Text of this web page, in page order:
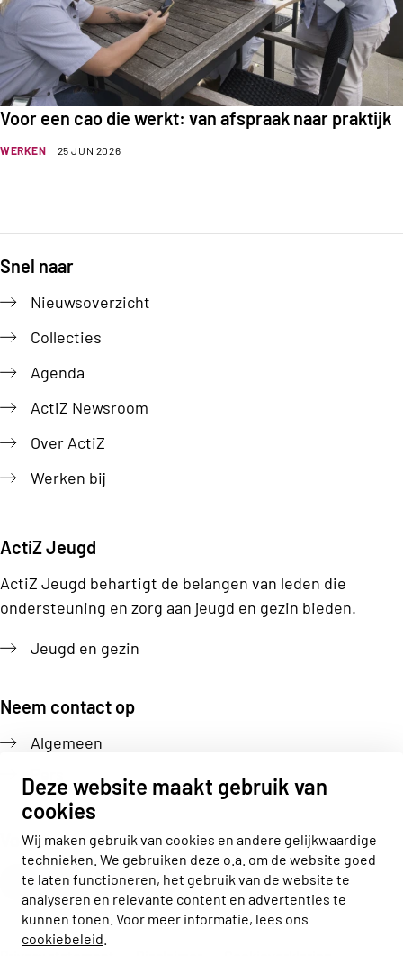
Deze website maakt gebruik van
cookies
Wij maken gebruik van cookies en andere gelijkwaardige
technieken. We gebruiken deze o.a. om de website goed
te laten functioneren, het gebruik van de website te
analyseren en relevante content en advertenties te
kunnen tonen. Voor meer informatie, lees ons
cookiebeleid
WERKEN 25 JUN 2026
Voor een cao die werkt: van afspraak naar praktijk
Snel naar
Nieuwsoverzicht
Collecties
Agenda
ActiZ Newsroom
Over ActiZ
Werken bij
ActiZ Jeugd
ActiZ Jeugd behartigt de belangen van leden die
ondersteuning en zorg aan jeugd en gezin bieden.
Jeugd en gezin
Neem contact op
Algemeen
Pers
Volg ons
Actiz linkedin
Actiz instagram
Actiz youtube
Actiz facebook